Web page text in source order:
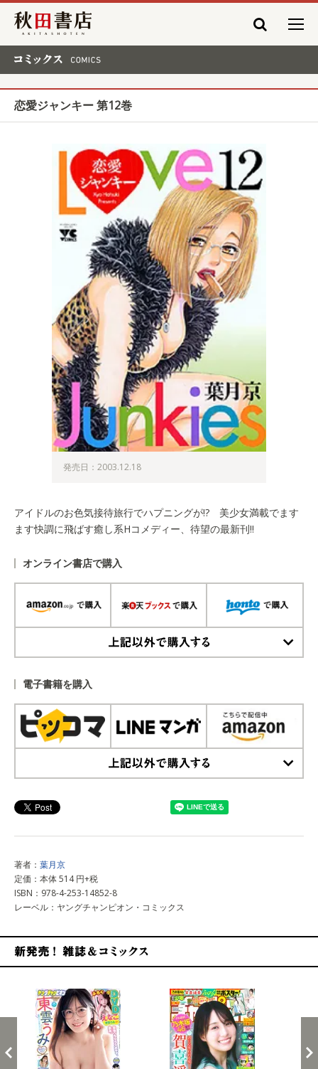
秋田書店
恋愛ジャンキー 第12巻
発売日：2003.12.18
アイドルのお色気接待旅行でハプニングが!? 美少女満載でます
ます快調に飛ばす癒し系Hコメディー、待望の最新刊!!
オンライン書店で購入
電子書籍を購入
著者： 葉月京
定価：本体 514 円+税
ISBN：978-4-253-14852-8
レーベル：ヤングチャンピオン・コミックス